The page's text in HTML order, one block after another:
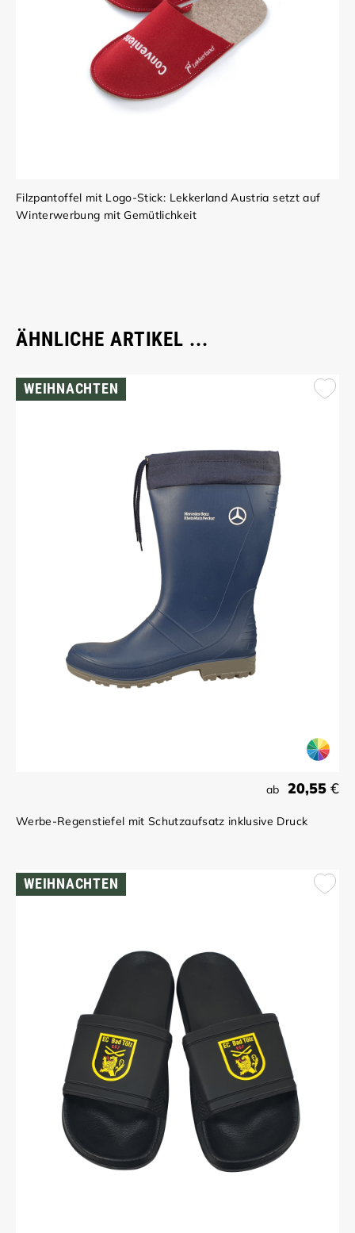
Filzpantoffel mit Logo-Stick: Lekkerland Austria setzt auf
Winterwerbung mit Gemütlichkeit
ÄHNLICHE ARTIKEL ...
WEIHNACHTEN
ab 20,55 €
Werbe-Regenstiefel mit Schutzaufsatz inklusive Druck
WEIHNACHTEN